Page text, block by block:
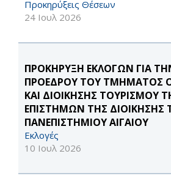
Προκηρύξεις Θέσεων
24 Ιουλ 2026
ΠΡΟΚΗΡΥΞΗ ΕΚΛΟΓΩΝ ΓΙΑ
ΠΡΟΕΔΡΟΥ ΤΟΥ ΤΜΗΜΑΤΟΣ
ΚΑΙ ΔΙΟΙΚΗΣΗΣ ΤΟΥΡΙΣΜΟΥ
ΕΠΙΣΤΗΜΩΝ ΤΗΣ ΔΙΟΙΚΗΣΗΣ
ΠΑΝΕΠΙΣΤΗΜΙΟΥ ΑΙΓΑΙΟΥ
Εκλογές
10 Ιουλ 2026